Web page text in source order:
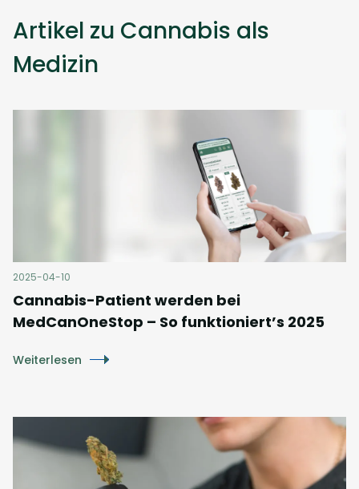
Artikel zu Cannabis als
Medizin
2025-04-10
Cannabis-Patient werden bei
MedCanOneStop – So funktioniert’s 2025
Weiterlesen